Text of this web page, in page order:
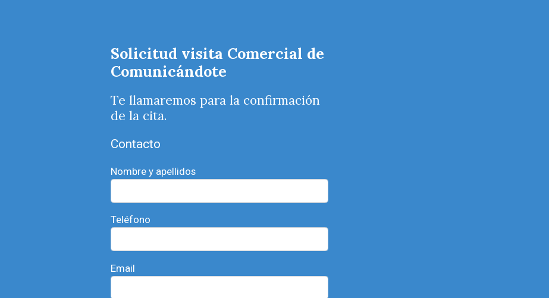
Solicitud visita Comercial de
Comunicándote
Te llamaremos para la confirmación
de la cita.
Contacto
Nombre y apellidos
Teléfono
Email